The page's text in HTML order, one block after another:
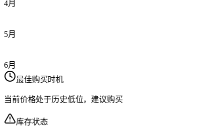
4月
5月
6月
最佳购买时机
当前价格处于历史低位，建议购买
库存状态